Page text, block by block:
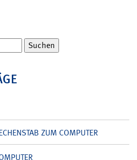
ZUM COMPUTER